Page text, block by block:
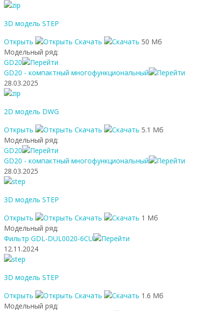
3D модель STEP
Открыть
Скачать
50 Мб
Модельный ряд:
GD20
GD20 - компактный многофункциональный
28.03.2025
2D модель DWG
Открыть
Скачать
5.1 Мб
Модельный ряд:
GD20
GD20 - компактный многофункциональный
28.03.2025
3D модель STEP
Открыть
Скачать
1 Мб
Модельный ряд:
Фильтр GDL-DUL0020-6CU
12.11.2024
3D модель STEP
Открыть
Скачать
1.6 Мб
Модельный ряд: